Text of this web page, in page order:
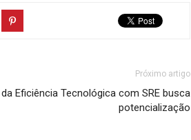
Próximo artigo
da Eficiência Tecnológica com SRE busca
potencialização